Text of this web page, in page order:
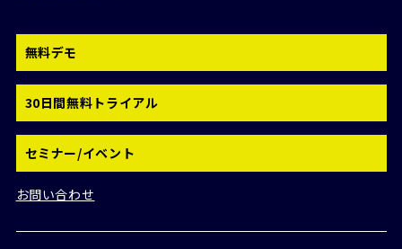
無料デモ
30日間無料トライアル
セミナー/イベント
お問い合わせ